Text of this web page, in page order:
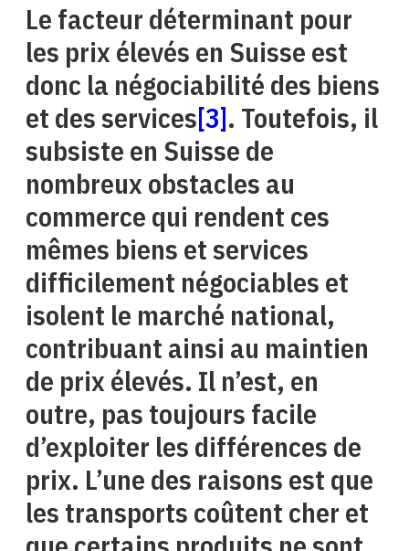
Le facteur déterminant pour
les prix élevés en Suisse est
donc la négociabilité des biens
et des services[3]. Toutefois, il
subsiste en Suisse de
nombreux obstacles au
commerce qui rendent ces
mêmes biens et services
difficilement négociables et
isolent le marché national,
contribuant ainsi au maintien
de prix élevés. Il n’est, en
outre, pas toujours facile
d’exploiter les différences de
prix. L’une des raisons est que
les transports coûtent cher et